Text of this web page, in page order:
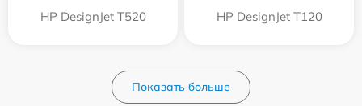
HP DesignJet T520 HP DesignJet T120
Показать больше